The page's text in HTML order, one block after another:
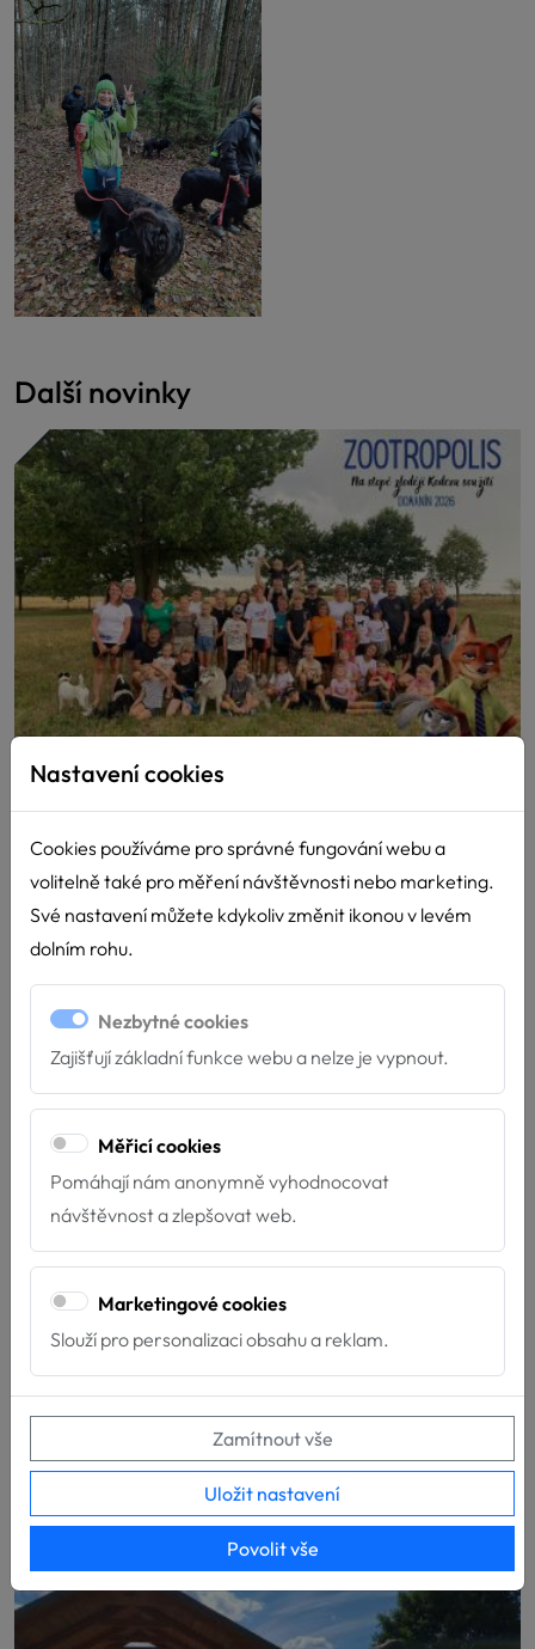
Další novinky
8.8.2026
Město Zootropolis potřebovalo hrdiny a našlo je na
Hafíkově táboře. Letošní Hafíkácký...
Díky podpoře Nadace ČEZ můžeme dál pomáhat tam,
kde je to nejvíce potřeba! Velmi si vá...
Nastavení cookies
Cookies používáme pro správné fungování webu a
volitelně také pro měření návštěvnosti nebo marketing.
Své nastavení můžete kdykoliv změnit ikonou v levém
dolním rohu.
Nezbytné cookies
Zajišťují základní funkce webu a nelze je vypnout.
Měřicí cookies
Pomáhají nám anonymně vyhodnocovat
návštěvnost a zlepšovat web.
Marketingové cookies
Slouží pro personalizaci obsahu a reklam.
Zamítnout vše
Uložit nastavení
Povolit vše